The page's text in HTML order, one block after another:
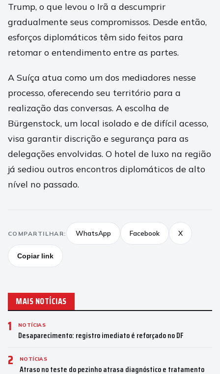
Trump, o que levou o Irã a descumprir
gradualmente seus compromissos. Desde então,
esforços diplomáticos têm sido feitos para
retomar o entendimento entre as partes.
A Suíça atua como um dos mediadores nesse
processo, oferecendo seu território para a
realização das conversas. A escolha de
Bürgenstock, um local isolado e de difícil acesso,
visa garantir discrição e segurança para as
delegações envolvidas. O hotel de luxo na região
já sediou outros encontros diplomáticos de alto
nível no passado.
COMPARTILHAR: WhatsApp Facebook X
Copiar link
MAIS NOTÍCIAS
1 NOTÍCIAS
Desaparecimento: registro imediato é reforçado no DF
2 NOTÍCIAS
Atraso no teste do pezinho atrasa diagnóstico e tratamento